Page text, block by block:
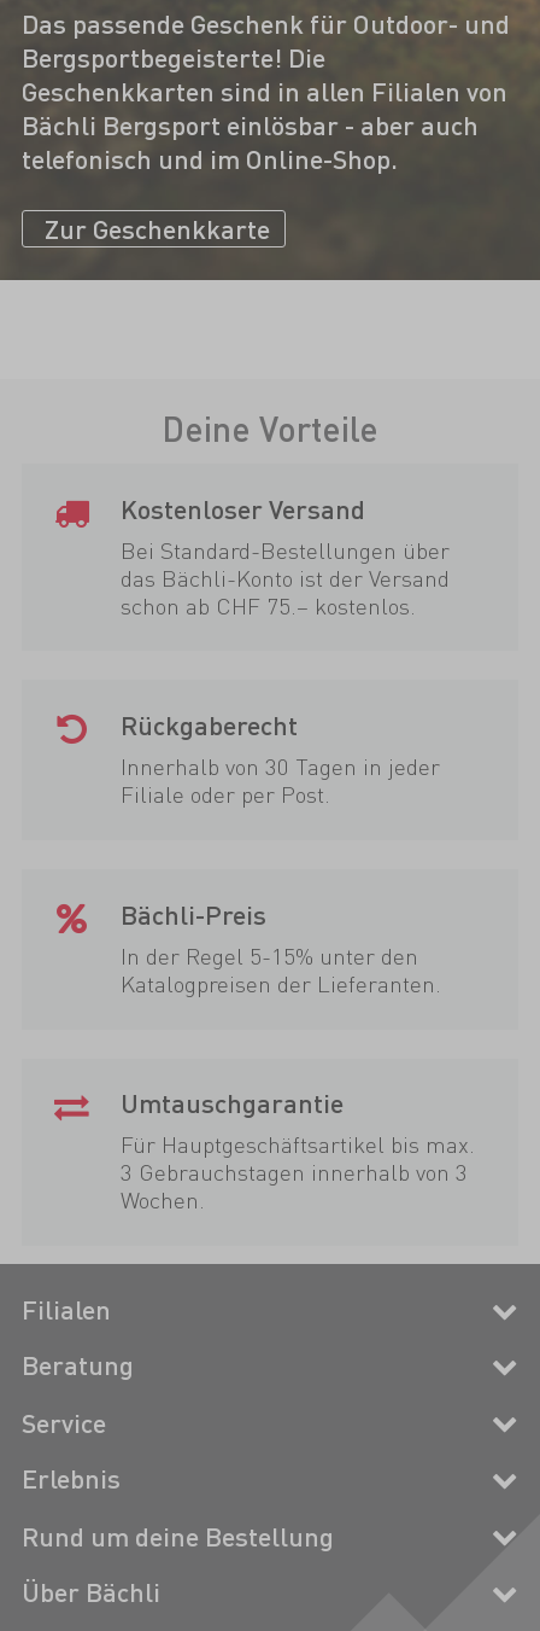
Das passende Geschenk für Outdoor- und
Bergsportbegeisterte! Die
Geschenkkarten sind in allen Filialen von
Bächli Bergsport einlösbar - aber auch
telefonisch und im Online-Shop.
Zur Geschenkkarte
Deine Vorteile
Kostenloser Versand
Bei Standard-Bestellungen über
das Bächli-Konto ist der Versand
schon ab CHF 75.– kostenlos.
Rückgaberecht
Innerhalb von 30 Tagen in jeder
Filiale oder per Post.
Bächli-Preis
In der Regel 5-15% unter den
Katalogpreisen der Lieferanten.
Umtauschgarantie
Für Hauptgeschäftsartikel bis max.
3 Gebrauchstagen innerhalb von 3
Wochen.
Filialen
Beratung
Service
Erlebnis
Rund um deine Bestellung
Über Bächli